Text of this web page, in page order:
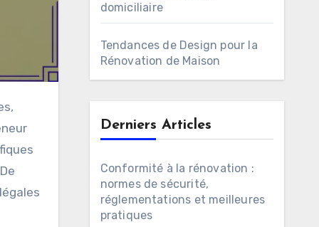
domiciliaire
Tendances de Design pour la
Rénovation de Maison
Derniers Articles
Conformité à la rénovation :
normes de sécurité,
réglementations et meilleures
pratiques